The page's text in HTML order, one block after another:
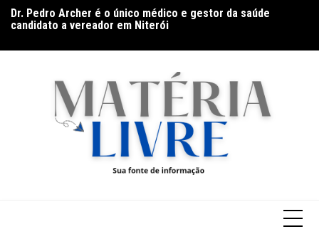
para
conteúdo
Dr. Pedro Archer é o único médico e gestor da saúde
candidato a vereador em Niterói